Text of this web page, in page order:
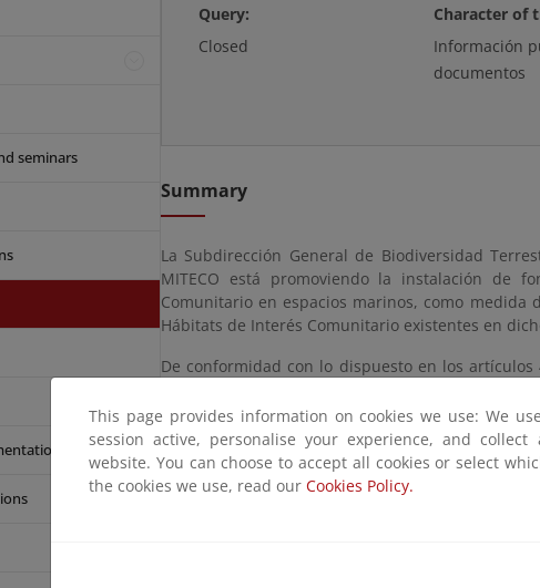
seminars
Query:
Closed
Character of
Información
documentos
Summary
La Subdirección General de Biodiversidad
MITECO está promoviendo la instalación de
Comunitario en espacios marinos, como
Hábitats de Interés Comunitario existentes en
De conformidad con lo dispuesto en los
Real Decreto 876/2014, de 10 de octubre, por
ejecutivo para la instalación de un campo de
información pública preceptivo para el trámite
General del Estado, necesario para realizar las
This page provides information on cookies we use: We
session active, personalise your experience, and
website. You can choose to accept all cookies or select
the cookies we use, read our Cookies Policy.